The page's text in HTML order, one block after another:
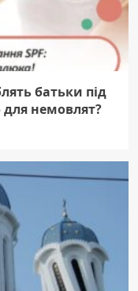
батьки під
немовлят?